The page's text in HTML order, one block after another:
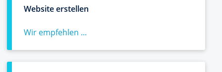
Website erstellen
Wir empfehlen ...